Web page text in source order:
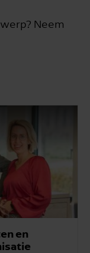
Neem
en